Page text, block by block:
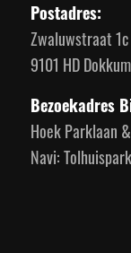
Postadres:
Zwaluwstraat 1c
9101 HD Dokkum
Bezoekadres
Hoek Parklaan
Navi: